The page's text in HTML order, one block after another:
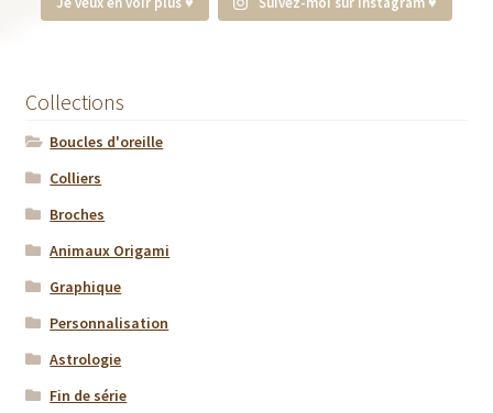
Collections
Boucles d'oreille
Colliers
Broches
Animaux Origami
Graphique
Personnalisation
Astrologie
Fin de série